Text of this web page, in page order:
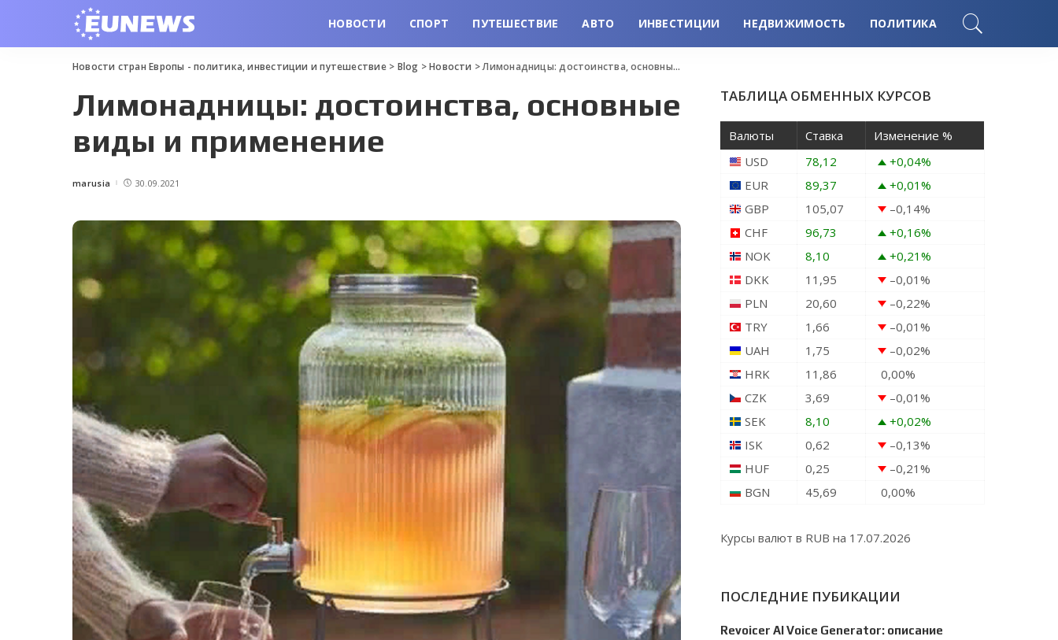
НОВОСТИ СПОРТ ПУТЕШЕСТВИЕ АВТО ИНВЕСТИЦИИ НЕДВИЖИМОСТЬ ПОЛИТИКА
Новости стран Европы - политика, инвестиции и путешествие> Blog >Новости >Лимонадницы: достоинства, основные виды и применение
Лимонадницы: достоинства, основные
виды и применение
Posted
marusia 30.09.2021
ТАБЛИЦА ОБМЕННЫХ КУРСОВ
Валюты Ставка
Изменение %
USD
78,12 +0,04%
EUR
89,37 +0,01%
GBP
105,07 –0,14%
CHF
96,73 +0,16%
NOK
8,10 +0,21%
DKK
11,95 –0,01%
PLN
20,60 –0,22%
TRY
1,66 –0,01%
UAH
1,75 –0,02%
HRK
11,86 0,00%
CZK
3,69 –0,01%
SEK
8,10 +0,02%
ISK
0,62 –0,13%
HUF
0,25 –0,21%
BGN
45,69 0,00%
Курсы валют в RUB на 17.07.2026
ПОСЛЕДНИЕ ПУБИКАЦИИ
Revoicer AI Voice Generator: описание